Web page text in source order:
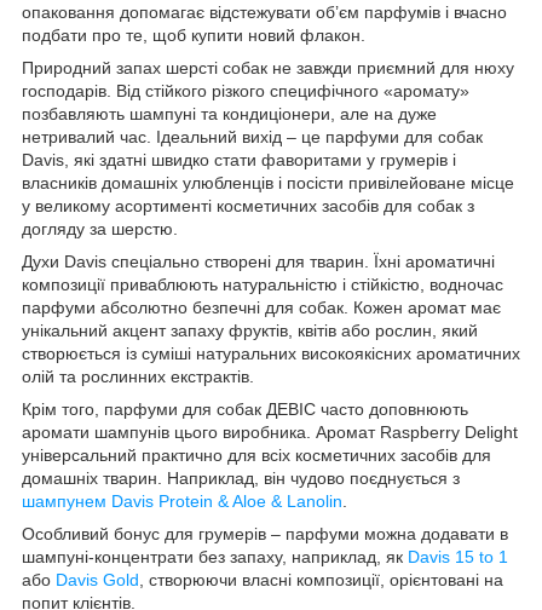
опаковання допомагає відстежувати об’єм парфумів і вчасно
подбати про те, щоб купити новий флакон.
Природний запах шерсті собак не завжди приємний для нюху
господарів. Від стійкого різкого специфічного «аромату»
позбавляють шампуні та кондиціонери, але на дуже
нетривалий час. Ідеальний вихід – це парфуми для собак
Davis, які здатні швидко стати фаворитами у грумерів і
власників домашніх улюбленців і посісти привілейоване місце
у великому асортименті косметичних засобів для собак з
догляду за шерстю.
Духи Davis спеціально створені для тварин. Їхні ароматичні
композиції приваблюють натуральністю і стійкістю, водночас
парфуми абсолютно безпечні для собак. Кожен аромат має
унікальний акцент запаху фруктів, квітів або рослин, який
створюється із суміші натуральних високоякісних ароматичних
олій та рослинних екстрактів.
Крім того, парфуми для собак ДЕВІС часто доповнюють
аромати шампунів цього виробника. Аромат Raspberry Delight
універсальний практично для всіх косметичних засобів для
домашніх тварин. Наприклад, він чудово поєднується з
шампунем Davis Protein & Aloe & Lanolin
Особливий бонус для грумерів – парфуми можна додавати в
шампуні-концентрати без запаху, наприклад, як Davis 15 to 1
або Davis Gold , створюючи власні композиції, орієнтовані на
попит клієнтів.